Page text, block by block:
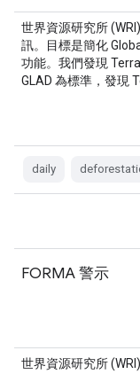
世界資源研究所
訊。目標是簡化
功能。我們發現
GLAD 為標準，發現
daily
FORMA 警示
世界資源研究所